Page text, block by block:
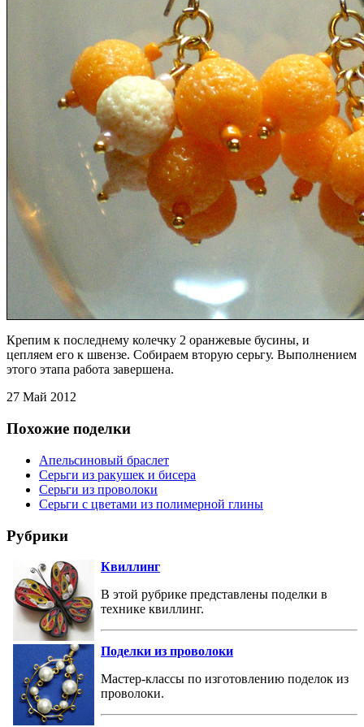
Крепим к последнему колечку 2 оранжевые бусины, и
цепляем его к швензе. Собираем вторую серьгу. Выполнением
этого этапа работа завершена.
27 Май 2012
Похожие поделки
Апельсиновый браслет
Серьги из ракушек и бисера
Серьги из проволоки
Серьги с цветами из полимерной глины
Рубрики
Квиллинг
В этой рубрике представлены поделки в
технике квиллинг.
Поделки из проволоки
Мастер-классы по изготовлению поделок из
проволоки.